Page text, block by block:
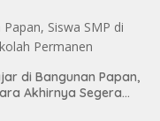
di Bangunan Papan,
Akhirnya Segera